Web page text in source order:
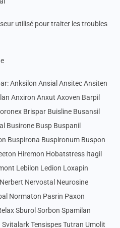
utilisé pour traiter les troubles
Anksilon Ansial Ansitec Ansiten
Anxiron Anxut Axoven Barpil
Brispar Buisline Busansil
Busirone Busp Buspanil
Buspirona Buspironum Buspon
Hiremon Hobatstress Itagil
Lebilon Ledion Loxapin
Nervostal Neurosine
Normaton Pasrin Paxon
Sburol Sorbon Spamilan
Tensispes Tutran Umolit